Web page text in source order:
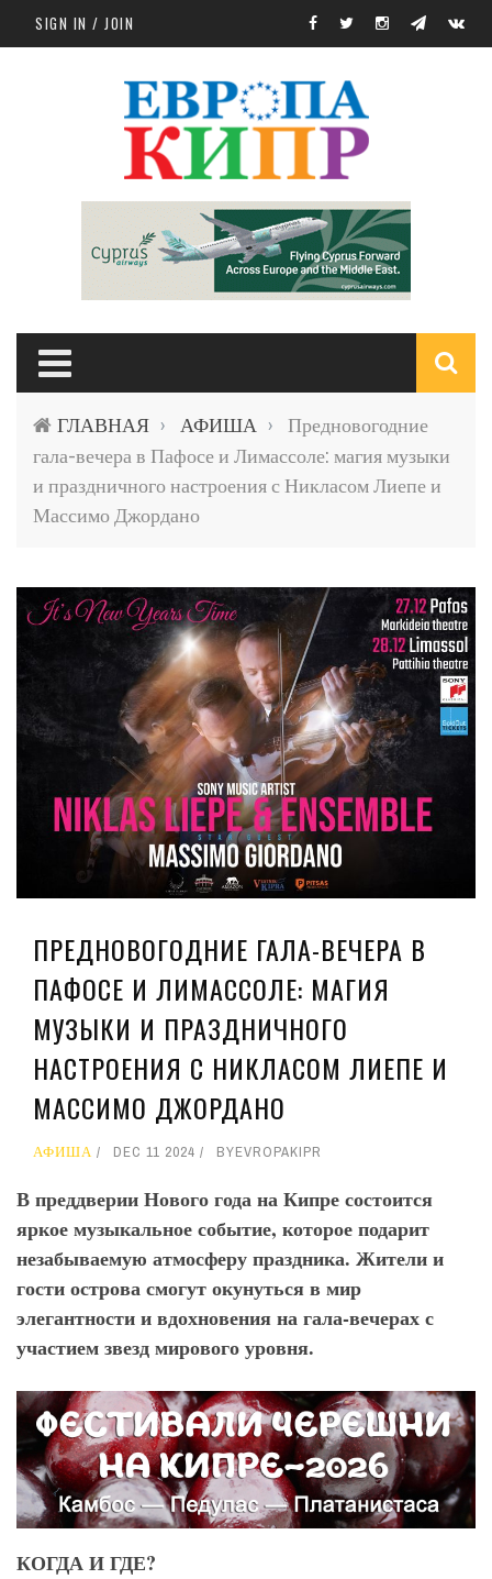
Skip to main content
SIGN IN / JOIN
ГЛАВНАЯ › АФИША ›
Предновогодние
гала-вечера в Пафосе и Лимассоле: магия музыки
и праздничного настроения с Никласом Лиепе и
Массимо Джордано
ПРЕДНОВОГОДНИЕ ГАЛА-ВЕЧЕРА В
ПАФОСЕ И ЛИМАССОЛЕ: МАГИЯ
МУЗЫКИ И ПРАЗДНИЧНОГО
НАСТРОЕНИЯ С НИКЛАСОМ ЛИЕПЕ И
МАССИМО ДЖОРДАНО
АФИША DEC 11 2024 BYEVROPAKIPR
В преддверии Нового года на Кипре состоится
яркое музыкальное событие, которое подарит
незабываемую атмосферу праздника. Жители и
гости острова смогут окунуться в мир
элегантности и вдохновения на гала-вечерах с
участием звезд мирового уровня.
КОГДА И ГДЕ?